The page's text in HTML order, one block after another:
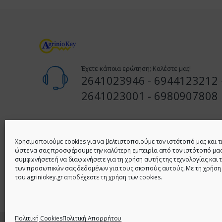
Χρησιμοποιούμε cookies για να βελτιστοποιούμε τον ιστότοπό μας και
ώστε να σας προσφέρουμε την καλύτερη εμπειρία από τον ιστότοπό
συμφωνήσετε ή να διαφωνήσετε για τη χρήση αυτής της τεχνολογίας και
των προσωπικών σας δεδομένων για τους σκοπούς αυτούς. Με τη
του agriniokey.gr αποδέχεστε τη χρήση των cookies.
Πολιτική CookiesΠολιτική Απορρήτου
Έχετε κάποια ερώτηση; Καλέστε μας!
2641023946 - 6944123212
2641023001 - 6980907808
1ο Κατάστημα: Ι. ΣΤΑΪΚΟΥ 62 & ΚΑΚΑΒΙΑ (ΓΩΝΙΑ) –
2ο Κατάστημα: ΠΑΝΟΥ ΣΟΥΛΟΥ 10 ΑΓΡΙΝΙΟ - ΤΗΛ:
6980907808